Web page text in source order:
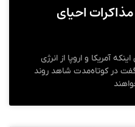
احیای
آمریکا و اروپا از انرژی
در کوتاه‌مدت شاهد روند